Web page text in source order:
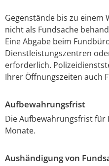
Gegenstände bis zu einem
nicht als Fundsache
Eine Abgabe beim
Dienstleistungszentren
erforderlich.
Ihrer Öffnungszeiten auch
Aufbewahrungsfrist
Die Aufbewahrungsfrist für
Monate.
Aushändigung von